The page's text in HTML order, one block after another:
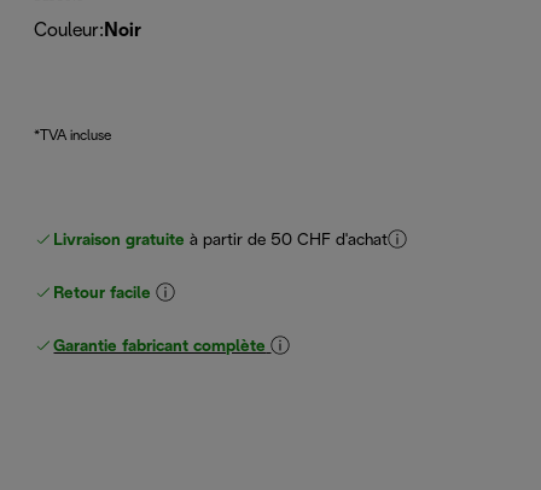
Couleur: Noir
*TVA incluse
Livraison gratuite à partir de 50 CHF d'achat
Retour facile
Garantie fabricant complète